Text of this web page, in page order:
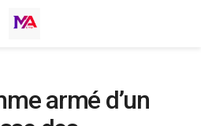
armé d’un